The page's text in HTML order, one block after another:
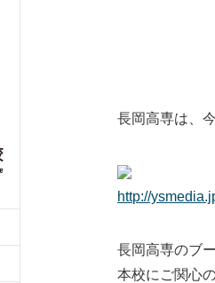
長岡高専は、
http://
長岡高専のブ
本校にご関心